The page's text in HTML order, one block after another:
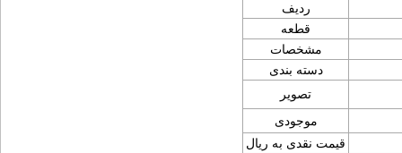
ردیف
قطعه
مشخصات
دسته بندی
تصویر
موجودی
قیمت نقدی به ریال